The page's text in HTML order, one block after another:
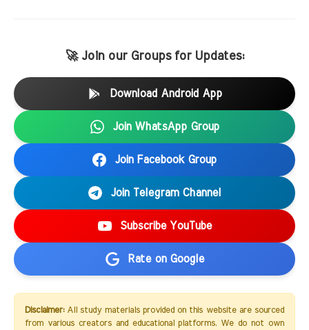
🚀 Join our Groups for Updates:
Download Android App
Join WhatsApp Group
Join Facebook Group
Join Telegram Channel
Subscribe YouTube
Rate on Google
Disclaimer:All study materials provided on this website are sourced
from various creators and educational platforms. We do not own